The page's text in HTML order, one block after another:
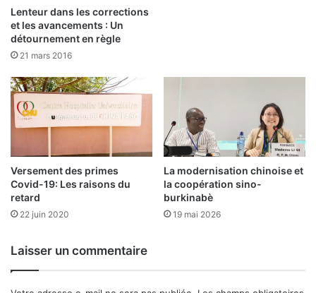
c
u
i
t
a
5
m
a
r
Lenteur dans les corrections
et les avancements : Un
détournement en règle
21 mars 2016
Versement des primes
Covid-19: Les raisons du
retard
22 juin 2020
La modernisation chinoise et
la coopération sino-
burkinabè
19 mai 2026
Laisser un commentaire